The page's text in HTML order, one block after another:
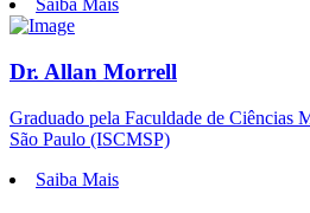
Saiba Mais
Dr. Allan Morrell
Graduado pela Faculdade de Ciências
São Paulo (ISCMSP)
Saiba Mais